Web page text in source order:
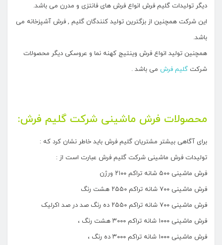
دیگر تولیدات گلیم فرش انواع فرش های فانتزی و مدرن می باشد.
این شرکت همچنین از بزگترین تولید کنندگان گلیم , فرش آشپزخانه می
باشد.
همچنین تولید انواع فرش وینتیج کهنه نما و عروسکی دیگر محصولات
شرکت گلیم فرش می باشد .
محصولات فرش ماشینی شرکت گلیم فرش:
برای آگاهی بیشتر مشتریان گلیم فرش باید خاطر نشان کرد که :
تولیدات فرش ماشینی شرکت گلیم فرش عبارت است از :
فرش ماشینی ۵۰۰ شانه تراکم ۲۱۰۰ ورژن
فرش ماشینی ۷۰۰ شانه تراکم ۲۵۵۰ هشت رنگ
فرش ماشینی ۷۰۰ شانه تراکم ۲۵۵۰ ده رنگ صد در صد اکرلیک
فرش ماشینی ۱۰۰۰ شانه تراکم ۳۰۰۰ هشت رنگ ،
فرش ماشینی ۱۰۰۰ شانه تراکم ۳۰۰۰ ده رنگ ،